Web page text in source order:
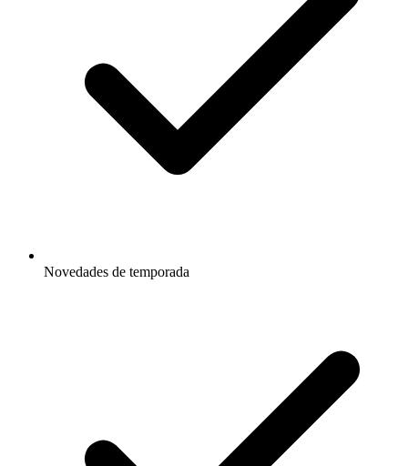
Novedades de temporada